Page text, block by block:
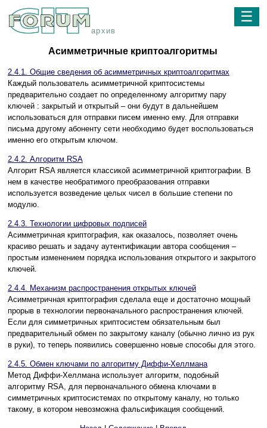
архив
☰
Асимметричные криптоалгоритмы
2.4.1. Общие сведения об асимметричных криптоалгоритмах
Каждый пользователь асимметричной криптосистемы
предварительно создает по определенному алгоритму пару
ключей : закрытый и открытый – они будут в дальнейшем
использоваться для отправки писем именно ему. Для отправки
письма другому абоненту сети необходимо будет воспользоваться
именно его открытым ключом.
2.4.2. Алгоритм RSA
Алгорит RSA является классикой асимметричной криптографии. В
нем в качестве необратимого преобразования отправки
используется возведение целых чисел в большие степени по
модулю.
2.4.3. Технологии цифровых подписей
Асимметричная криптография, как оказалось, позволяет очень
красиво решать и задачу аутентификации автора сообщения –
простым изменением порядка использования открытого и закрытого
ключей.
2.4.4. Механизм распространения открытых ключей
Асимметричная криптография сделала еще и достаточно мощный
прорыв в технологии первоначального распространения ключей.
Если для симметричных криптосистем обязательным был
предварительный обмен по закрытому каналу (обычно лично из рук
в руки), то теперь появились совершенно новые способы для этого.
2.4.5. Обмен ключами по алгоритму Диффи-Хеллмана
Метод Диффи-Хеллмана использует алгоритм, подобный
алгоритму RSA, для первоначального обмена ключами в
симметричных криптосистемах по открытому каналу, но только
такому, в котором невозможна фальсификация сообщений.